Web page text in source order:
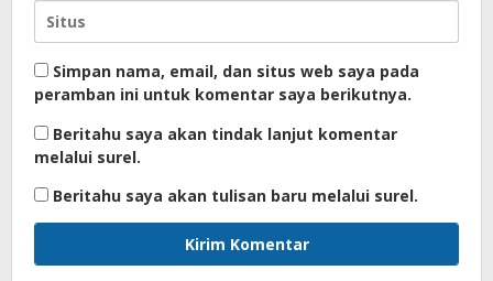
Simpan nama, email, dan situs web saya pada
peramban ini untuk komentar saya berikutnya.
Beritahu saya akan tindak lanjut komentar
melalui surel.
Beritahu saya akan tulisan baru melalui surel.